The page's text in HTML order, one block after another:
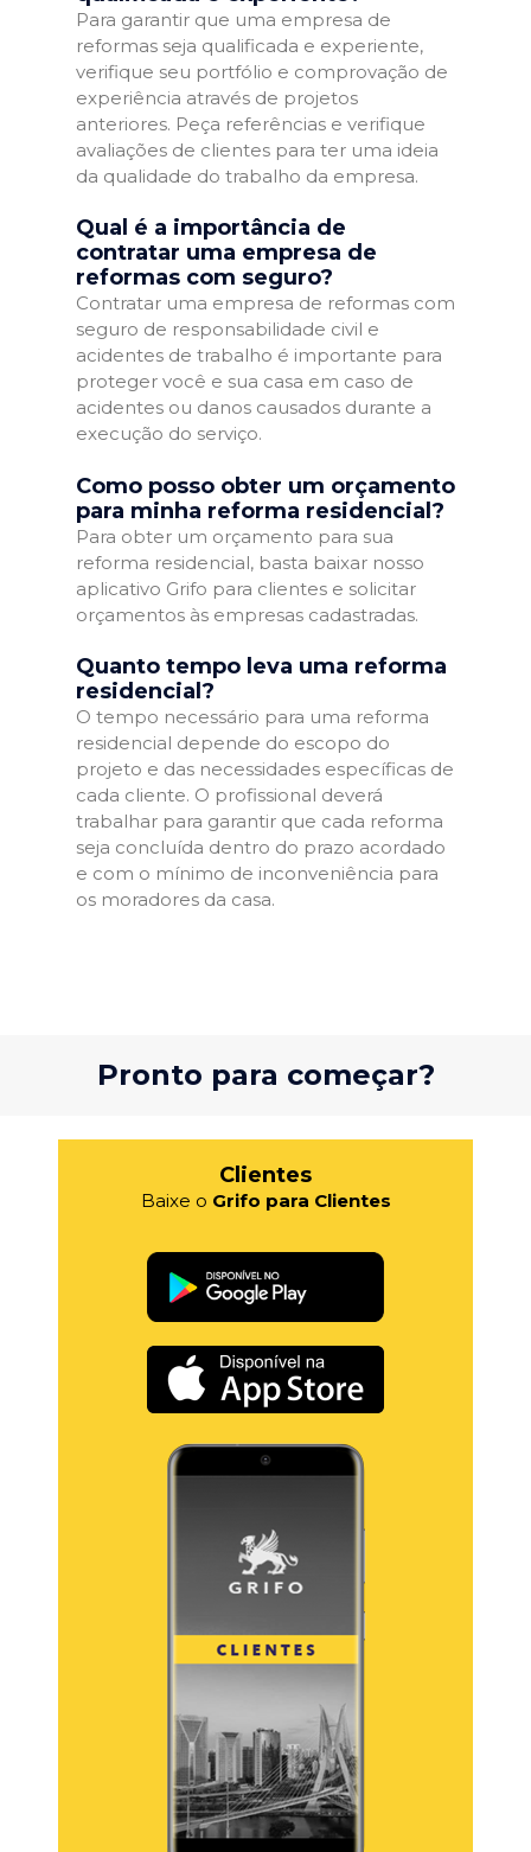
Para garantir que uma empresa de
reformas seja qualificada e experiente,
verifique seu portfólio e comprovação de
experiência através de projetos
anteriores. Peça referências e verifique
avaliações de clientes para ter uma ideia
da qualidade do trabalho da empresa.
Qual é a importância de
contratar uma empresa de
reformas com seguro?
Contratar uma empresa de reformas com
seguro de responsabilidade civil e
acidentes de trabalho é importante para
proteger você e sua casa em caso de
acidentes ou danos causados durante a
execução do serviço.
Como posso obter um orçamento
para minha reforma residencial?
Para obter um orçamento para sua
reforma residencial, basta baixar nosso
aplicativo Grifo para clientes e solicitar
orçamentos às empresas cadastradas.
Quanto tempo leva uma reforma
residencial?
O tempo necessário para uma reforma
residencial depende do escopo do
projeto e das necessidades específicas de
cada cliente. O profissional deverá
trabalhar para garantir que cada reforma
seja concluída dentro do prazo acordado
e com o mínimo de inconveniência para
os moradores da casa.
Pronto para começar?
Clientes
Baixe o Grifo para Clientes